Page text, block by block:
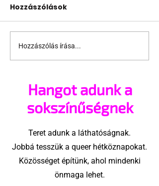
Miket nézzünk idén a
Sziget queer
Hozzászólások
Hozzászólás írása...
Hangot adunk a
sokszínűségnek
Teret adunk a láthatóságnak.
Jobbá tesszük a queer hétköznapokat.
Közösséget építünk, ahol mindenki
önmaga lehet.